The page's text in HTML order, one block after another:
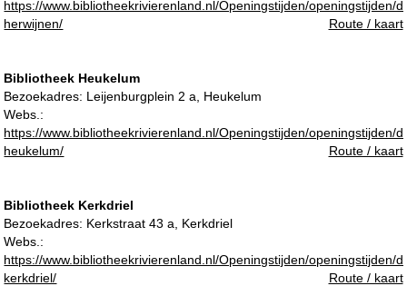
https://www.bibliotheekrivierenland.nl/Openingstijden/openingstijden/
herwijnen/
Route / kaart
Bibliotheek Heukelum
Bezoekadres: Leijenburgplein 2 a, Heukelum
Webs.:
https://www.bibliotheekrivierenland.nl/Openingstijden/openingstijden/
heukelum/
Route / kaart
Bibliotheek Kerkdriel
Bezoekadres: Kerkstraat 43 a, Kerkdriel
Webs.:
https://www.bibliotheekrivierenland.nl/Openingstijden/openingstijden/
kerkdriel/
Route / kaart